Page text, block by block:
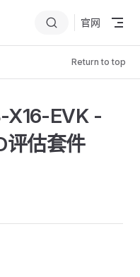
官网
Return to top
X16-EVK -
评估套件